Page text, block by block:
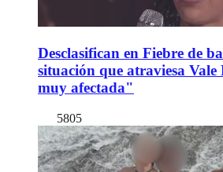
Desclasifican en Fiebre de
situación que atraviesa
muy afectada"
5805